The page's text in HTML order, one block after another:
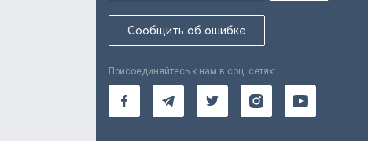
Сообщить об ошибке
Присоединяйтесь к нам в соц. сетях: